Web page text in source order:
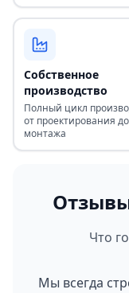
Собственное
производство
Полный цикл
от проектирования до
монтажа
Что
Мы всегда